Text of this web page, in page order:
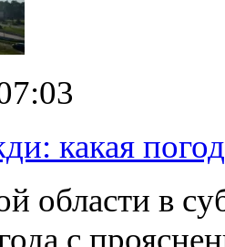
какая
области в
с